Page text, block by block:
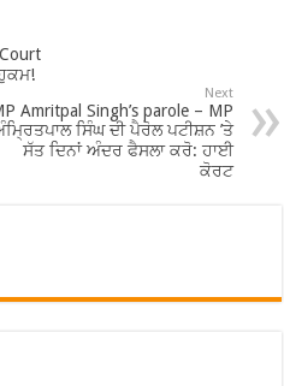
Next
Amritpal Singh’s parole – MP
ਸਿੰਘ ਦੀ ਪੈਰੋਲ ਪਟੀਸ਼ਨ ’ਤੇ
ਸੱਤ ਦਿਨਾਂ ਅੰਦਰ ਫੈਸਲਾ ਕਰੋ: ਹਾਈ
ਕੋਰਟ